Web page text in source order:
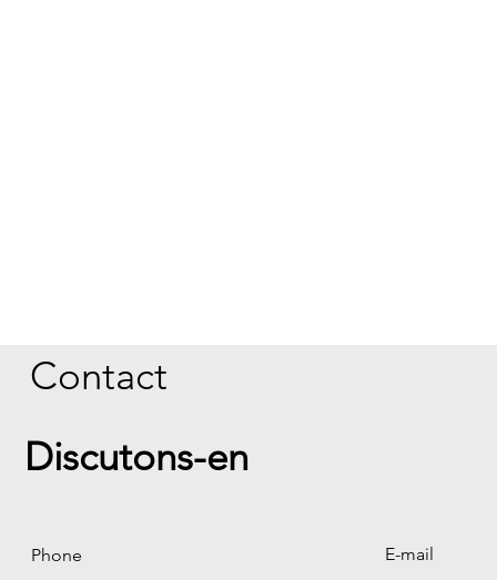
Contact
Discutons-en
Phone
E-mail